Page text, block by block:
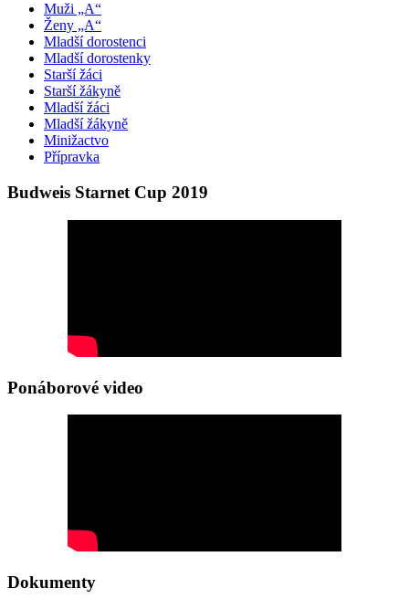
Muži „A“
Ženy „A“
Mladší dorostenci
Mladší dorostenky
Starší žáci
Starší žákyně
Mladší žáci
Mladší žákyně
Minižactvo
Přípravka
Budweis Starnet Cup 2019
Ponáborové video
Dokumenty